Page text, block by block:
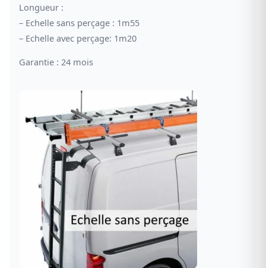
Longueur :
– Echelle sans perçage : 1m55
– Echelle avec perçage: 1m20
Garantie : 24 mois